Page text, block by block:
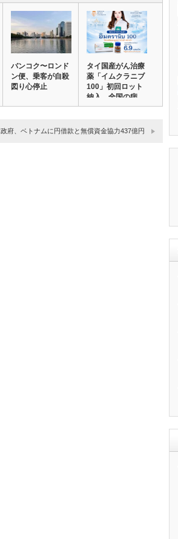
バンコク〜ロンド
ン便、乗客が自殺
図り心停止
タイ国産がん治療
薬「イムクラニブ
100」初回ロット
納入 全国の病…
府、ベトナムに円借款と無償資金協力437億円